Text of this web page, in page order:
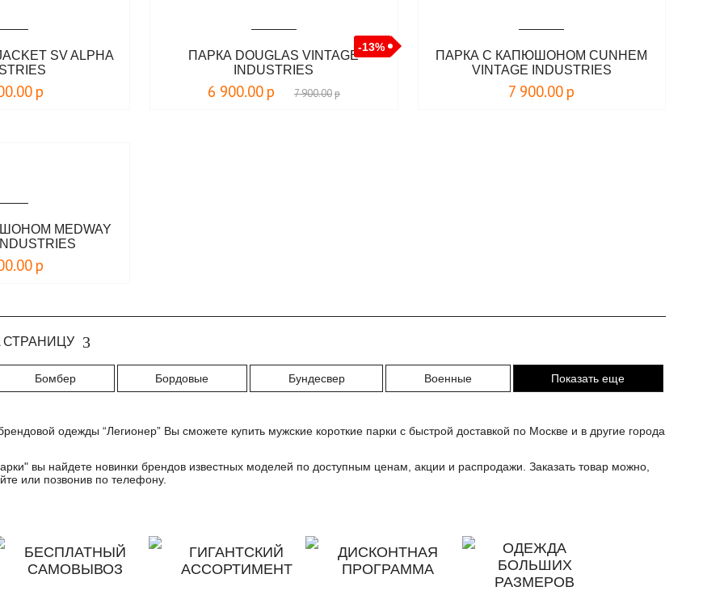
SV ALPHA
р
-13%
ПАРКА DOUGLAS VINTAGE
INDUSTRIES
6 900.00 р 7 900.00р
ПАРКА С КАПЮШОНОМ CUNHEM
VINTAGE INDUSTRIES
7 900.00 р
MEDWAY
р
СТРАНИЦУ
Бомбер Бордовые Бундесвер Военные Показать еще
одежды “Легионер” Вы сможете купить мужские короткие парки с быстрой доставкой по Москве и в другие города
" вы найдете новинки брендов известных моделей по доступным ценам, акции и распродажи. Заказать товар можно,
или позвонив по телефону.
БЕСПЛАТНЫЙ
САМОВЫВОЗ
ГИГАНТСКИЙ
АССОРТИМЕНТ
ДИСКОНТНАЯ
ПРОГРАММА
ОДЕЖДА
БОЛЬШИХ
РАЗМЕРОВ